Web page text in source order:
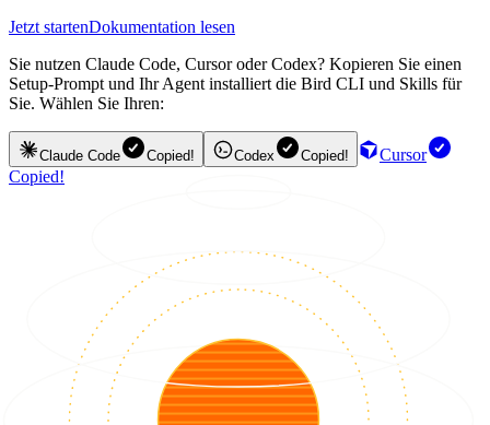
Jetzt startenDokumentation lesen
Sie nutzen Claude Code, Cursor oder Codex? Kopieren Sie einen
Setup-Prompt und Ihr Agent installiert die Bird CLI und Skills für
Sie. Wählen Sie Ihren:
Claude Code Copied! Codex Copied!
Cursor
Copied!